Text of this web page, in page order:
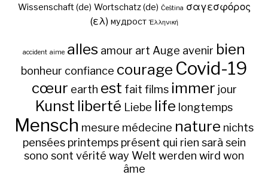
Wissenschaft (de) Wortschatz (de) Čeština σαγεσφόρος
(ελ) мудрост Ἑλληνική
accident aime alles amour art Auge avenir bien
bonheur confiance courage Covid-19
cœur earth est fait films immer jour
Kunst liberté Liebe life longtemps
Mensch mesure médecine nature nichts
pensées printemps présent qui rien sarà sein
sono sont vérité way Welt werden wird won
âme